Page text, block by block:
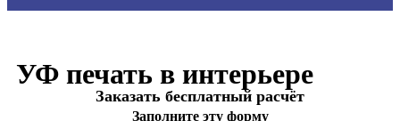
УФ печать в интерьере
Заказать бесплатный расчёт
Заполните эту форму